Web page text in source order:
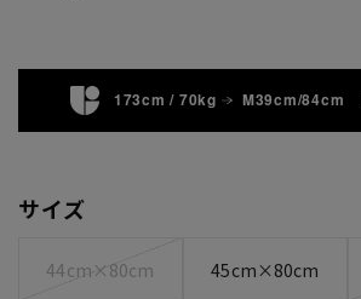
173cm / 70kg M39cm/84cm
サイズ
44cm×80cm 45cm×80cm